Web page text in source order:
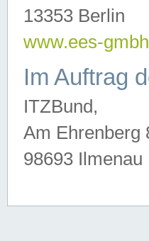
13353 Berlin
www.ees-
Im Auftrag
ITZBund,
Am Ehrenberg
98693 Ilmenau